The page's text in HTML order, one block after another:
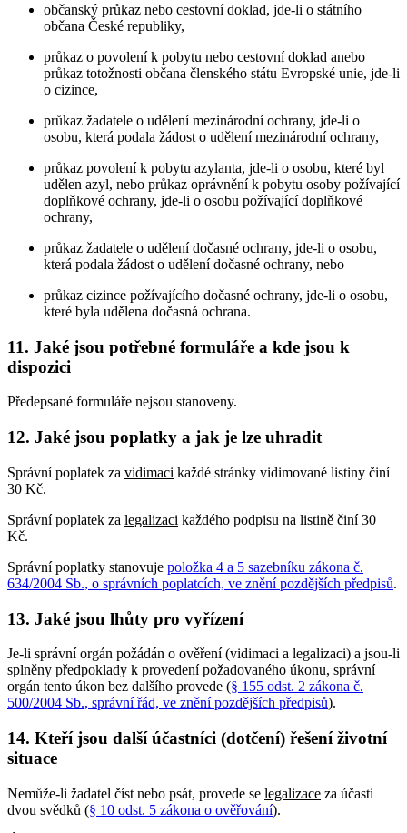
občanský průkaz nebo cestovní doklad, jde-li o státního
občana České republiky,
průkaz o povolení k pobytu nebo cestovní doklad anebo
průkaz totožnosti občana členského státu Evropské unie, jde-li
o cizince,
průkaz žadatele o udělení mezinárodní ochrany, jde-li o
osobu, která podala žádost o udělení mezinárodní ochrany,
průkaz povolení k pobytu azylanta, jde-li o osobu, které byl
udělen azyl, nebo průkaz oprávnění k pobytu osoby požívající
doplňkové ochrany, jde-li o osobu požívající doplňkové
ochrany,
průkaz žadatele o udělení dočasné ochrany, jde-li o osobu,
která podala žádost o udělení dočasné ochrany, nebo
průkaz cizince požívajícího dočasné ochrany, jde-li o osobu,
které byla udělena dočasná ochrana.
11. Jaké jsou potřebné formuláře a kde jsou k
dispozici
Předepsané formuláře nejsou stanoveny.
12. Jaké jsou poplatky a jak je lze uhradit
Správní poplatek za vidimaci každé stránky vidimované listiny činí
30 Kč.
Správní poplatek za legalizaci každého podpisu na listině činí 30
Kč.
Správní poplatky stanovuje položka 4 a 5 sazebníku zákona č.
634/2004 Sb., o správních poplatcích, ve znění pozdějších předpisů.
13. Jaké jsou lhůty pro vyřízení
Je-li správní orgán požádán o ověření (vidimaci a legalizaci) a jsou-li
splněny předpoklady k provedení požadovaného úkonu, správní
orgán tento úkon bez dalšího provede (§ 155 odst. 2 zákona č.
500/2004 Sb., správní řád, ve znění pozdějších předpisů).
14. Kteří jsou další účastníci (dotčení) řešení životní
situace
Nemůže-li žadatel číst nebo psát, provede se legalizace za účasti
dvou svědků (§ 10 odst. 5 zákona o ověřování).